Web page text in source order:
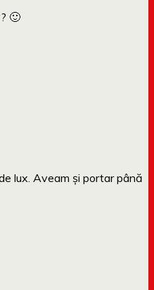
🙂
lux. Aveam și portar până